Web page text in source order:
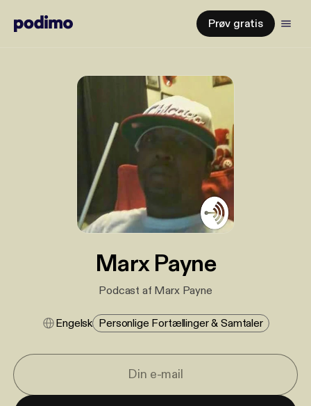
Prøv gratis
Marx Payne
Podcast af Marx Payne
Engelsk Personlige Fortællinger & Samtaler